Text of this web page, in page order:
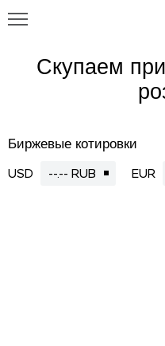
Скупаем
Биржевые котировки
USD --.-- RUB EUR